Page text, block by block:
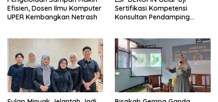
Efisien, Dosen Ilmu Komputer
UPER Kembangkan Netrash
Sertifikasi Kompetensi
Konsultan Pendamping